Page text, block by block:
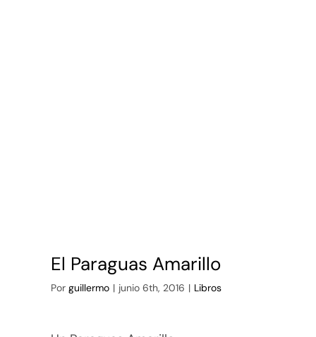
El Paraguas Amarillo
Por guillermo | junio 6th, 2016 | Libros